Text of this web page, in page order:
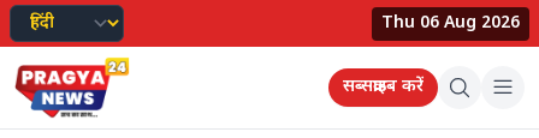
Thu 06 Aug 2026
सब्सक्राइब करें